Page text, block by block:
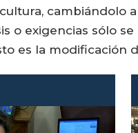
cambiándolo
o exigencias sólo
es la modificación